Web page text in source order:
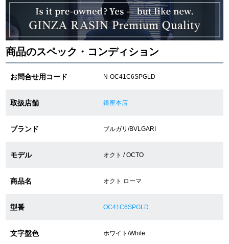
ご利用ガイド
GINZA RASINのプレミアムクオリティについて
送料・お支払方法
ショッピングローンの流れ
よくある質問
お問い合わせ
商品のスペック・コンディション
お問合せ用コード N-OC41C6SPGLD
取扱店舗 銀座本店
ブランド ブルガリ/BVLGARI
モデル オクト / OCTO
商品名 オクト ローマ
型番 OC41C6SPGLD
文字盤色 ホワイト/White